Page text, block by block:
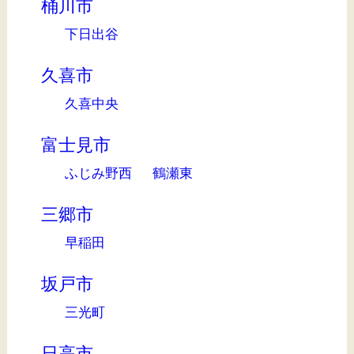
桶川市
下日出谷
久喜市
久喜中央
富士見市
ふじみ野西 鶴瀬東
三郷市
早稲田
坂戸市
三光町